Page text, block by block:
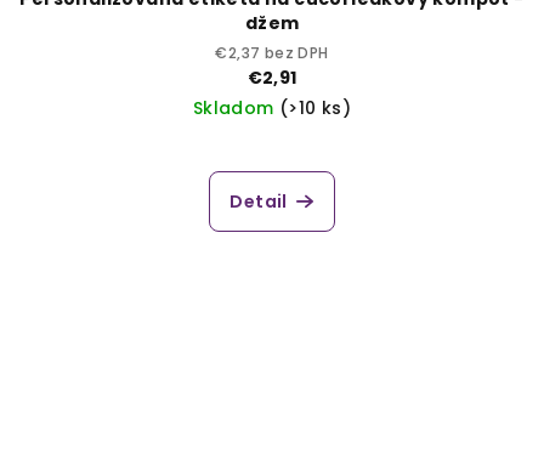
džem
€2,37 bez DPH
€2,91
Skladom (>10 ks)
Detail